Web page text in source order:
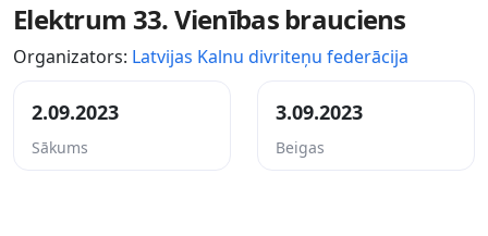
Elektrum 33. Vienības brauciens
Organizators: Latvijas Kalnu divriteņu federācija
2.09.2023
Sākums
3.09.2023
Beigas